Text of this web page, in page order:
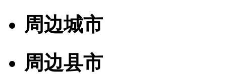
周边城市
周边县市